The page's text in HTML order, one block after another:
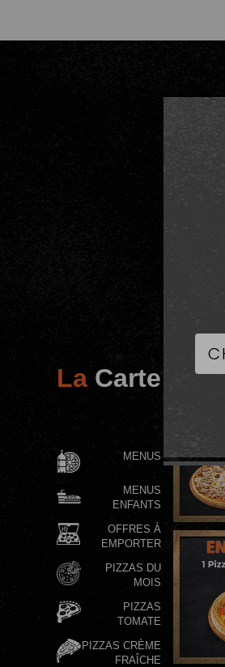
La Carte
MENUS
MENUS
ENFANTS
OFFRES À
EMPORTER
PIZZAS DU
MOIS
PIZZAS
TOMATE
PIZZAS CRÈME
FRAÎCHE